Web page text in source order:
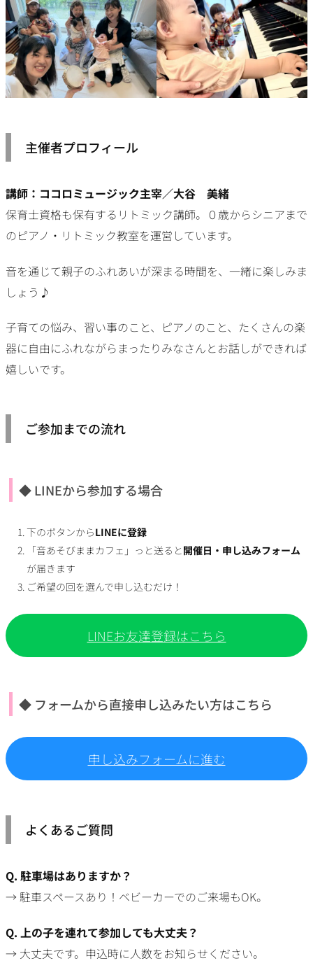
主催者プロフィール
講師：ココロミュージック主宰／大谷 美緒
保育士資格も保有するリトミック講師。０歳からシニアまで
のピアノ・リトミック教室を運営しています。
音を通じて親子のふれあいが深まる時間を、一緒に楽しみま
しょう♪
子育ての悩み、習い事のこと、ピアノのこと、たくさんの楽
器に自由にふれながらまったりみなさんとお話しができれば
嬉しいです。
ご参加までの流れ
◆ LINEから参加する場合
下のボタンからLINEに登録
「音あそびままカフェ」っと送ると開催日・申し込みフォーム
が届きます
ご希望の回を選んで申し込むだけ！
LINEお友達登録はこちら
◆ フォームから直接申し込みたい方はこちら
申し込みフォームに進む
よくあるご質問
Q. 駐車場はありますか？
→ 駐車スペースあり！ベビーカーでのご来場もOK。
Q. 上の子を連れて参加しても大丈夫？
→ 大丈夫です。申込時に人数をお知らせください。